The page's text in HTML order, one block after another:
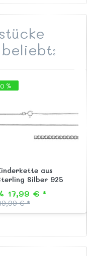
%
aus
Silber 925
Panzer 36 cm
17,99 € *
€ *